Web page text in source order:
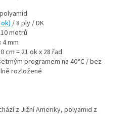
ok) / 8 ply / DK
metrů
4 mm
cm = 21 ok x 28 řad
programem na 40°C / bez
rozložené
z Jižní Ameriky, polyamid z